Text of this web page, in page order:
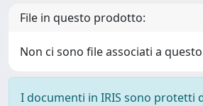
File in questo prodotto:
Non ci sono file associati a
I documenti in IRIS sono protetti